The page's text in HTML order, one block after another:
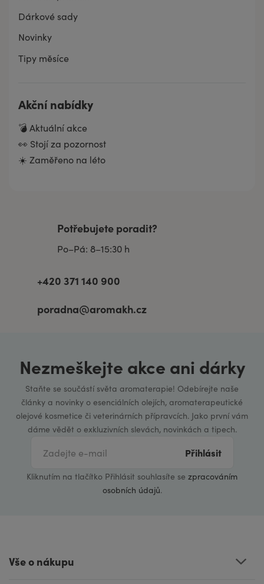
Dárkové sady
Novinky
Tipy měsíce
Akční nabídky
💣 Aktuální akce
👀 Stojí za pozornost
☀️ Zaměřeno na léto
Potřebujete poradit?
Po–Pá: 8–15:30 h
+420 371 140 900
poradna@aromakh.cz
Nezmeškejte akce ani dárky
Staňte se součástí světa aromaterapie! Odebírejte naše
články a novinky o esenciálních olejích, aromaterapeutické
olejové kosmetice či veterinárních přípravcích. Jako první vám
dáme vědět o exkluzivních slevách, novinkách a tipech.
Přihlásit
Kliknutím na tlačítko Přihlásit souhlasíte se zpracováním
osobních údajů.
Vše o nákupu